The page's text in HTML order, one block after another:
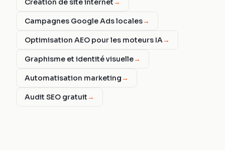
Création de site internet→
Campagnes Google Ads locales→
Optimisation AEO pour les moteurs IA→
Graphisme et identité visuelle→
Automatisation marketing→
Audit SEO gratuit→